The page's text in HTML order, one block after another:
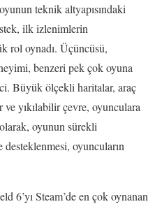
teknik altyapısındaki
ilk izlenimlerin
rol oynadı. Üçüncüsü,
benzeri pek çok oyuna
Büyük ölçekli haritalar, araç
ve yıkılabilir çevre, oyunculara
oyunun sürekli
oyuncuların
6’yı Steam’de en çok oynanan